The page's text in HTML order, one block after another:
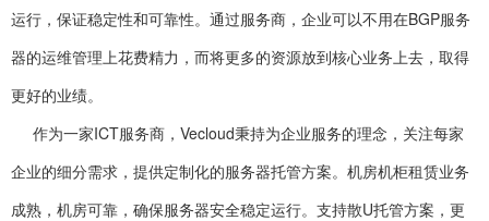
运行，保证稳定性和可靠性。通过服务商，企业可以不用在BGP服务
器的运维管理上花费精力，而将更多的资源放到核心业务上去，取得
更好的业绩。
作为一家ICT服务商，Vecloud秉持为企业服务的理念，关注每家
企业的细分需求，提供定制化的服务器托管方案。机房机柜租赁业务
成熟，机房可靠，确保服务器安全稳定运行。支持散U托管方案，更